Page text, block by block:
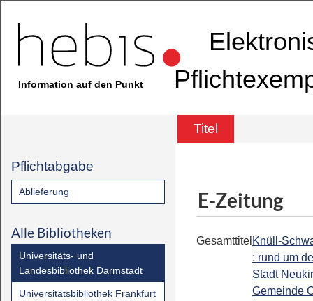
Information auf den Punkt
Titel
Pflichtabgabe
Ablieferung
Alle Bibliotheken
Universitäts- und
Landesbibliothek Darmstadt
Universitätsbibliothek Frankfurt
E-Zeitung
Gesamttitel Knüll-
: rund um
Stadt
Gemeinde